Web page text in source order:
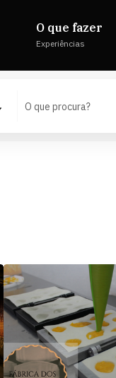
O que fazer
Experiências